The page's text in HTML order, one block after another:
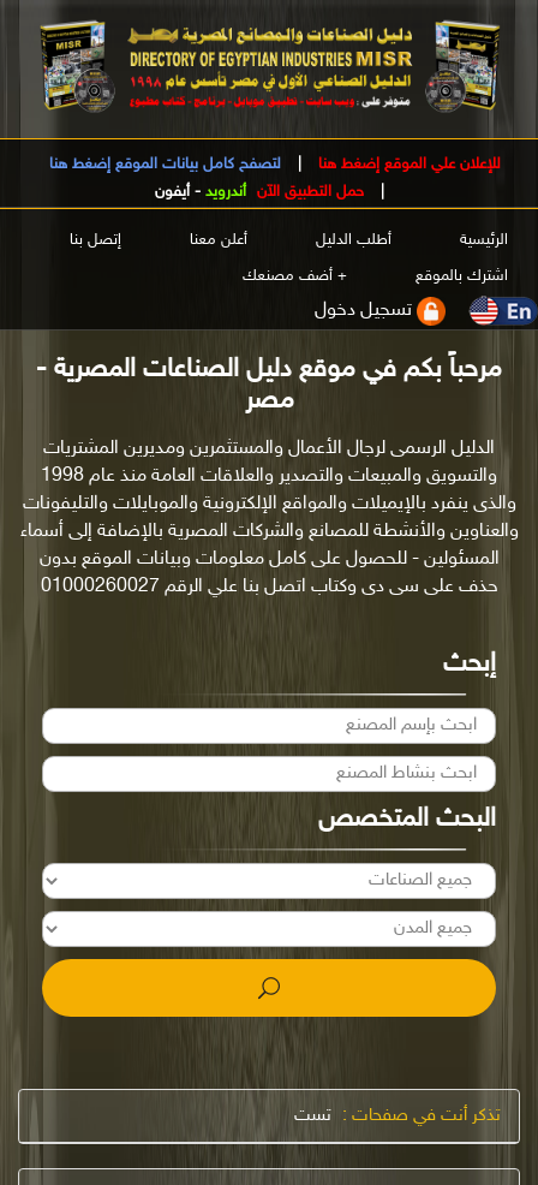
للإعلان علي الموقع إضغط هنا
لتصفح كامل بيانات الموقع إضغط هنا
حمل التطبيق الآن أندرويد - أيفون
الرئيسية أطلب الدليل أعلن معنا
إتصل بنا
اشترك بالموقع
+ أضف مصنعك
تسجيل دخول
مرحباً بكم في موقع دليل الصناعات المصرية -
مصر
الدليل الرسمى لرجال الأعمال والمستثمرين ومديرين المشتريات
والتسويق والمبيعات والتصدير والعلاقات العامة منذ عام 1998
والذى ينفرد بالإيميلات والمواقع الإلكترونية والموبايلات والتليفونات
والعناوين والأنشطة للمصانع والشركات المصرية بالإضافة إلى أسماء
المسئولين - للحصول على كامل معلومات وبيانات الموقع بدون
حذف على سى دى وكتاب اتصل بنا علي الرقم 01000260027
إبحث
البحث المتخصص
تذكر أنت في صفحات : تست